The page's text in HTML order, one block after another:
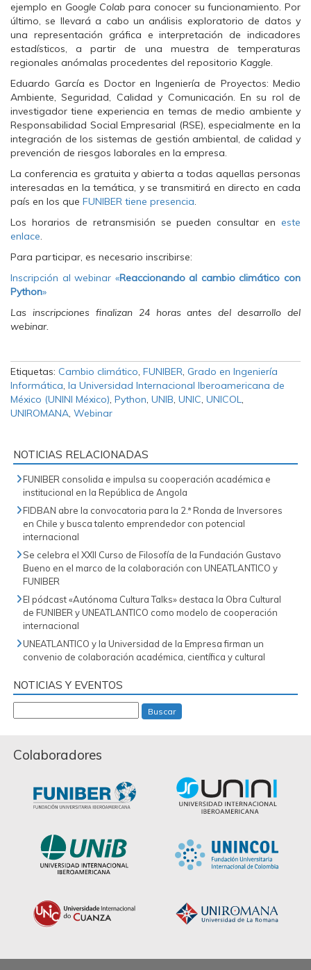
e
e
n
a
v
n
a
n
n
u
e
v
)
e
n
n
a
v
e
t
a
n
u
e
v
a
e
e
u
v
n
a
n
a
n
u
e
v
)
ejemplo en Google Colab para conocer su funcionamiento. Por
último, se llevará a cabo un análisis exploratorio de datos y
una representación gráfica e interpretación de indicadores
estadísticos, a partir de una muestra de temperaturas
regionales anómalas procedentes del repositorio Kaggle.
Eduardo García es Doctor en Ingeniería de Proyectos: Medio
Ambiente, Seguridad, Calidad y Comunicación. En su rol de
investigador tiene experiencia en temas de medio ambiente y
Responsabilidad Social Empresarial (RSE), especialmente en la
integración de los sistemas de gestión ambiental, de calidad y
prevención de riesgos laborales en la empresa.
La conferencia es gratuita y abierta a todas aquellas personas
interesadas en la temática, y se transmitirá en directo en cada
país en los que FUNIBER tiene presencia.
Los horarios de retransmisión se pueden consultar en este
enlace.
Para participar, es necesario inscribirse:
Inscripción al webinar «Reaccionando al cambio climático con
Python»
Las inscripciones finalizan 24 horas antes del desarrollo del
webinar.
Etiquetas: Cambio climático, FUNIBER, Grado en Ingeniería
Informática, la Universidad Internacional Iberoamericana de
México (UNINI México), Python, UNIB, UNIC, UNICOL,
UNIROMANA, Webinar
NOTICIAS RELACIONADAS
FUNIBER consolida e impulsa su cooperación académica e
institucional en la República de Angola
FIDBAN abre la convocatoria para la 2.ª Ronda de Inversores
en Chile y busca talento emprendedor con potencial
internacional
Se celebra el XXII Curso de Filosofía de la Fundación Gustavo
Bueno en el marco de la colaboración con UNEATLANTICO y
FUNIBER
El pódcast «Autónoma Cultura Talks» destaca la Obra Cultural
de FUNIBER y UNEATLANTICO como modelo de cooperación
internacional
UNEATLANTICO y la Universidad de la Empresa firman un
convenio de colaboración académica, científica y cultural
NOTICIAS Y EVENTOS
Buscar
Colaboradores